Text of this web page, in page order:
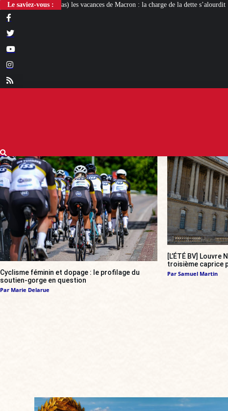
Le saviez-vous :
vacances de Macron : la charge de la dette s’alourdit Newcleo, la PME
Cyclisme féminin et dopage : le profilage du
soutien-gorge en question
Par Marie Delarue
[L’ÉTÉ BV]
troisième caprice
Par Samuel Martin